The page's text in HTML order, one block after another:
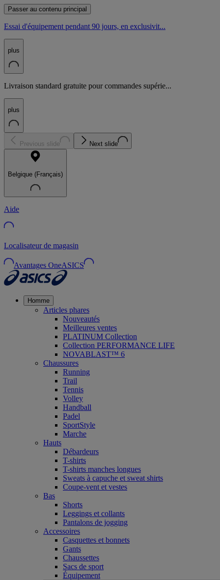
Passer au contenu principal
Essai d'équipement pendant 90 jours, en exclusivit...
plus
Livraison standard gratuite pour commandes supérie...
plus
Previous slide Next slide
Belgique (Français)
Aide
Localisateur de magasin
Avantages OneASICS
Homme
Articles phares
Nouveautés
Meilleures ventes
PLATINUM Collection
Collection PERFORMANCE LIFE
NOVABLAST™ 6
Chaussures
Running
Trail
Tennis
Volley
Handball
Padel
SportStyle
Marche
Hauts
Débardeurs
T-shirts
T-shirts manches longues
Sweats à capuche et sweat shirts
Coupe-vent et vestes
Bas
Shorts
Leggings et collants
Pantalons de jogging
Accessoires
Casquettes et bonnets
Gants
Chaussettes
Sacs de sport
Équipement